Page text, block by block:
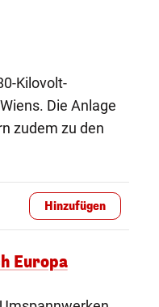
Kilovolt-
Die Anlage
zudem zu den
Hinzufügen
Europa